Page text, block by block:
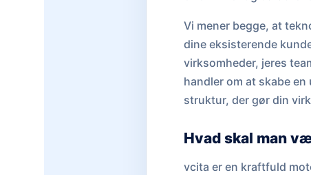
Vi mener begge, at
dine eksisterende
virksomheder, jeres
handler om at skabe
struktur, der gør din
Hvad skal man
vcita er en kraftfuld